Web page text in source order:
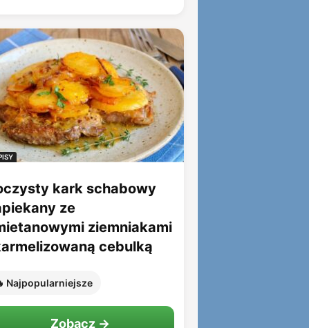
kark schabowy
ze
ziemniakami
cebulką
Najpopularniejsze
Zobacz →